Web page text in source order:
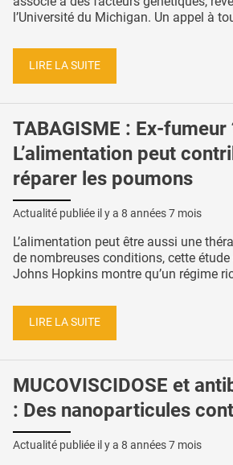
l’Université du Michigan. Un appel à
LIRE LA SUITE
TABAGISME : Ex-fumeur
L’alimentation peut
réparer les poumons
Actualité publiée il y a 8 années 7 mois
L’alimentation peut être aussi une
de nombreuses conditions, cette étude
Johns Hopkins montre qu’un régime
LIRE LA SUITE
MUCOVISCIDOSE et
: Des nanoparticules
Actualité publiée il y a 8 années 7 mois